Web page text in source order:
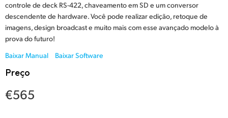
Malaysia
Netherlands
New Zealand
controle de deck RS-422, chaveamento em SD e um conversor
descendente de hardware. Você pode realizar edição, retoque de
imagens, design broadcast e muito mais com esse avançado modelo à
prova do futuro!
Baixar Manual
Baixar Software
Preço
€565